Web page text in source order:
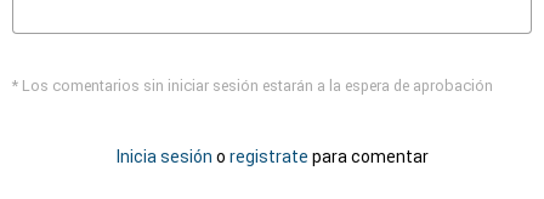
* Los comentarios sin iniciar sesión estarán a la espera de aprobación
Inicia sesión o registrate para comentar